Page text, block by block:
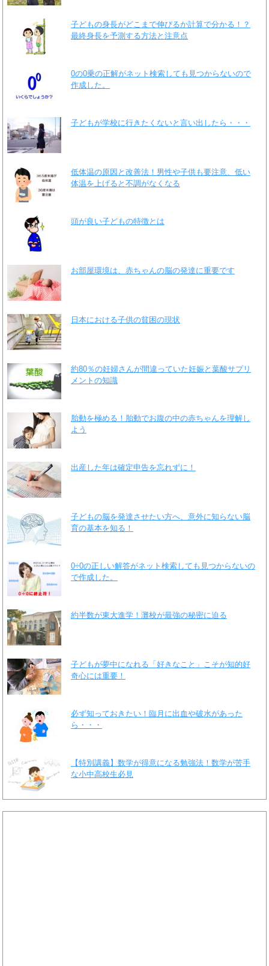
子どもの身長がどこまで伸びるか計算で分かる！？
最終身長を予測する方法と注意点
0の0乗の正解がネット検索しても見つからないので
作成した。
子どもが学校に行きたくないと言い出したら・・・
低体温の原因と改善法！男性や子供も要注意、低い
体温を上げると不調がなくなる
頭が良い子どもの特徴とは
お部屋環境は、赤ちゃんの脳の発達に重要です
日本における子供の貧困の現状
約80％の妊婦さんが間違っていた妊娠と葉酸サプリ
メントの知識
胎動を極める！胎動でお腹の中の赤ちゃんを理解し
よう
出産した年は確定申告を忘れずに！
子どもの脳を発達させたい方へ、意外に知らない脳
育の基本を知る！
0÷0の正しい解答がネット検索しても見つからないの
で作成した。
約半数が東大進学！灘校が最強の秘密に迫る
子どもが夢中になれる「好きなこと」こそが知的好
奇心には重要！
必ず知っておきたい！臨月に出血や破水があった
ら・・・
【特別講義】数学が得意になる勉強法！数学が苦手
な小中高校生必見